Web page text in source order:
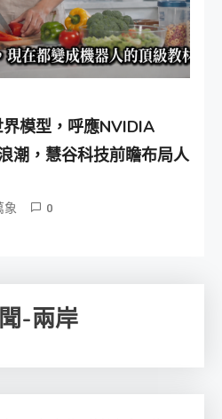
模型，呼應NVIDIA
潮，慧谷科技前瞻布局人
象 0
-兩岸